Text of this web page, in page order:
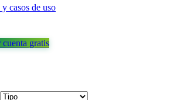
casos de uso
cuenta gratis